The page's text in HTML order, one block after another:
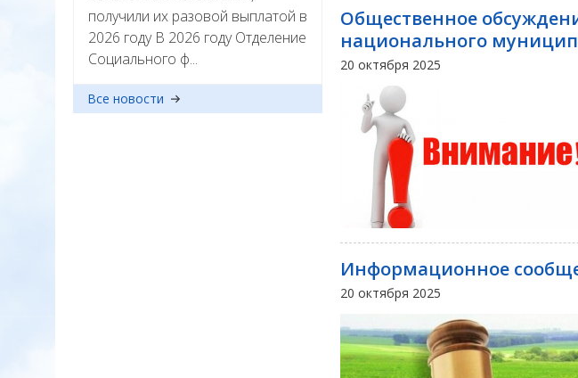
получили их разовой выплатой в
2026 году В 2026 году Отделение
Социального ф...
Все новости
Общественное
национального
20 октября 2025
Информационное
20 октября 2025